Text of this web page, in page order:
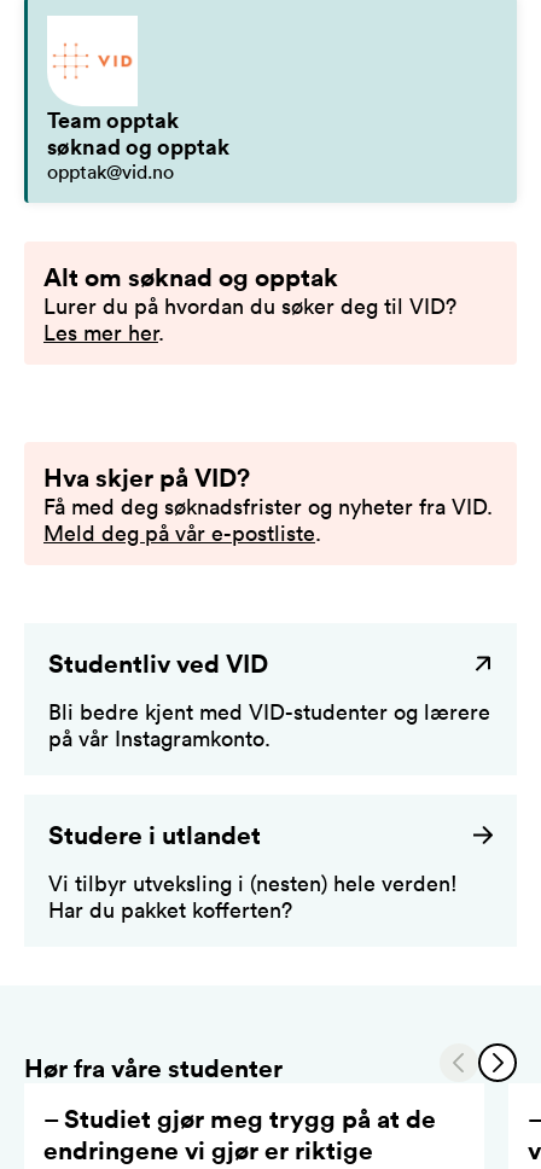
Team opptak
søknad og opptak
opptak@vid.no
Alt om søknad og opptak
Lurer du på hvordan du søker deg til VID?
Les mer her.
Hva skjer på VID?
Få med deg søknadsfrister og nyheter fra VID.
Meld deg på vår e-postliste.
Studentliv ved VID
Bli bedre kjent med VID-studenter og lærere
på vår Instagramkonto.
Studere i utlandet
Vi tilbyr utveksling i (nesten) hele verden!
Har du pakket kofferten?
Hør fra våre studenter
– Studiet gjør meg trygg på at de
endringene vi gjør er riktige